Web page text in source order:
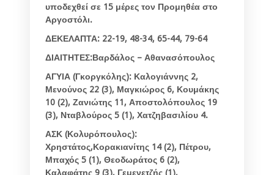
υποδεχθεί σε 15 μέρες τον Προμηθέα στο
Αργοστόλι.
ΔΕΚΕΛΑΠΤΑ: 22-19, 48-34, 65-44, 79-64
ΔΙΑΙΤΗΤΕΣ:Βαρδάλος – Αθανασόπουλος
ΑΓΥΙΑ (Γκοργκόλης): Καλογιάννης 2,
Μενούνος 22 (3), Μαγκιώρος 6, Κουμάκης
10 (2), Ζανιώτης 11, Αποστολόπουλος 19
(3), Νταβλούρος 5 (1), Χατζηβασιλίου 4.
ΑΣΚ (Κολυρόπουλος):
Χρηστάτος,Κορακιανίτης 14 (2), Πέτρου,
Μπαχός 5 (1), Θεοδωράτος 6 (2),
Καλαφάτης 9 (3), Γεμενετζής (1),